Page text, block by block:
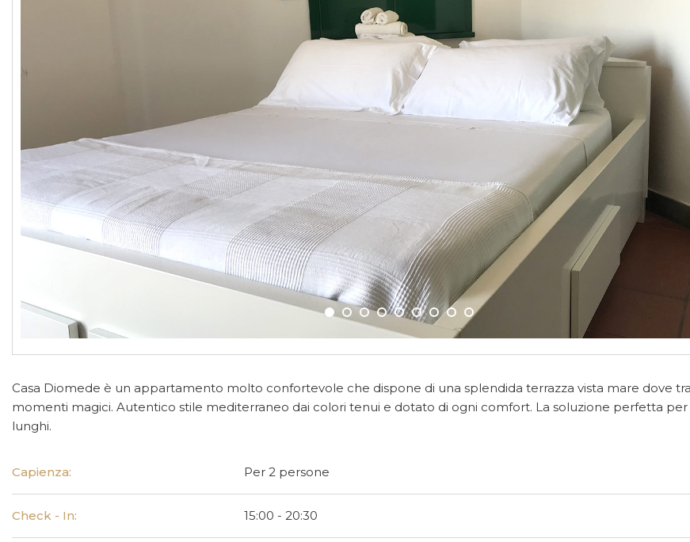
Casa Diomede è un appartamento molto confortevole che dispone di una splendida terrazza vista mare dove
momenti magici. Autentico stile mediterraneo dai colori tenui e dotato di ogni comfort. La soluzione perfetta
lunghi.
Capienza: Per 2 persone
Check - In: 15:00 - 20:30